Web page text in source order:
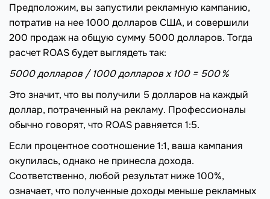
Предположим, вы запустили рекламную кампанию,
потратив на нее 1000 долларов США, и совершили
200 продаж на общую сумму 5000 долларов. Тогда
расчет ROAS будет выглядеть так:
5000 долларов / 1000 долларов х 100 = 500 %
Это значит, что вы получили 5 долларов на каждый
доллар, потраченный на рекламу. Профессионалы
обычно говорят, что ROAS равняется 1:5.
Если процентное соотношение 1:1, ваша кампания
окупилась, однако не принесла дохода.
Соответственно, любой результат ниже 100%,
означает, что полученные доходы меньше рекламных